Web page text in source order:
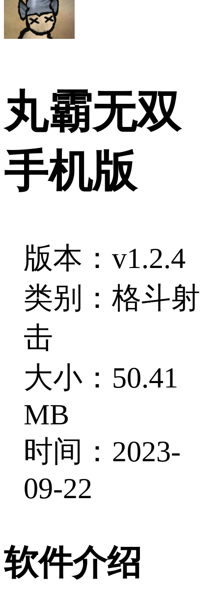
丸霸无双
手机版
版本：v1.2.4
类别：格斗射
击
大小：50.41
MB
时间：2023-
09-22
软件介绍